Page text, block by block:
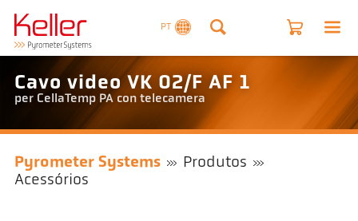
PT
Cavo video VK 02/F AF 1
per CellaTemp PA con telecamera
Pyrometer Systems
Produtos
Acessórios